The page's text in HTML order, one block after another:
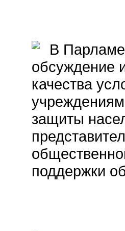
В
обсуждение
качества
защиты
поддержки